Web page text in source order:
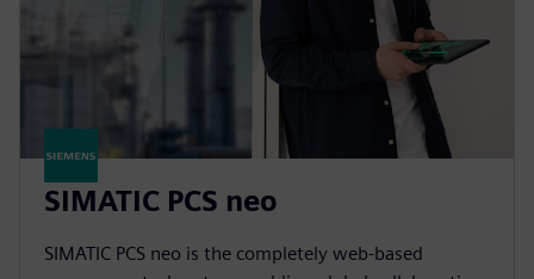
SIMATIC PCS neo
SIMATIC PCS neo is the completely web-based